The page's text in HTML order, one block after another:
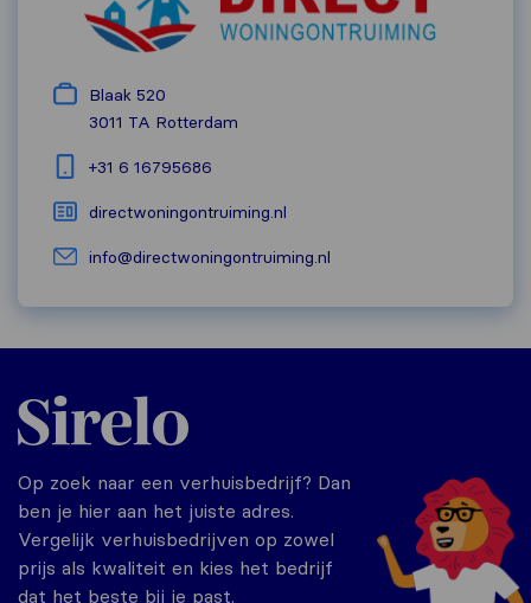
Blaak 520
3011 TA Rotterdam
+31 6 16795686
directwoningontruiming.nl
info@directwoningontruiming.nl
Sirelo.nl
Op zoek naar een verhuisbedrijf? Dan
ben je hier aan het juiste adres.
Vergelijk verhuisbedrijven op zowel
prijs als kwaliteit en kies het bedrijf
dat het beste bij je past.